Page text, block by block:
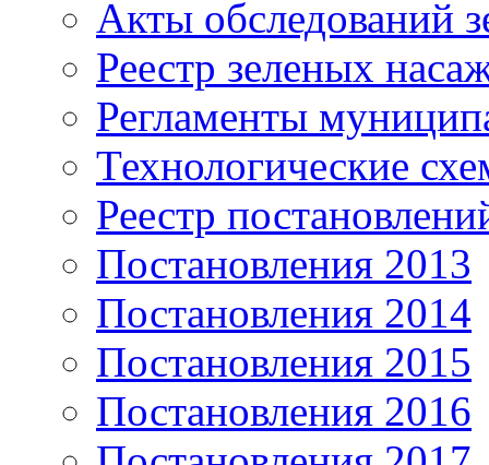
Акты обследований
Реестр зеленых
Регламенты
Технологические
Реестр
Постановления 2013
Постановления 2014
Постановления 2015
Постановления 2016